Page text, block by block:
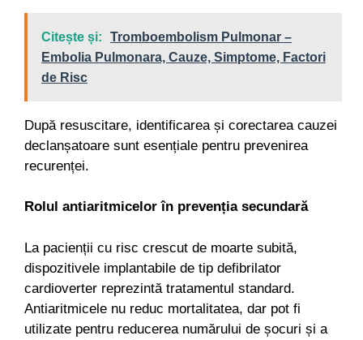
Citește și:
Tromboembolism Pulmonar –
Embolia Pulmonara, Cauze, Simptome, Factori
de Risc
După resuscitare, identificarea și corectarea cauzei
declanșatoare sunt esențiale pentru prevenirea
recurenței.
Rolul antiaritmicelor în prevenția secundară
La pacienții cu risc crescut de moarte subită,
dispozitivele implantabile de tip defibrilator
cardioverter reprezintă tratamentul standard.
Antiaritmicele nu reduc mortalitatea, dar pot fi
utilizate pentru reducerea numărului de șocuri și a